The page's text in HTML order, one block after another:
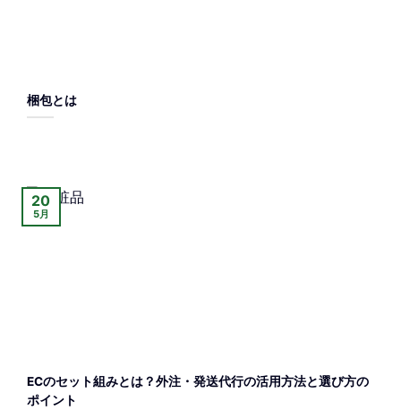
梱包とは
ECのセット組みとは？外注・発送代行の活用方法と選び方の
ポイント
20
5月